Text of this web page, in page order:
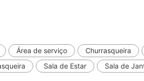
Área de serviço
Churrasqueira
Sala de Estar Sala de